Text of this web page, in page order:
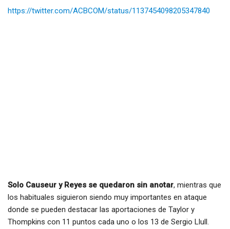
https://twitter.com/ACBCOM/status/1137454098205347840
Solo Causeur y Reyes se quedaron sin anotar, mientras que
los habituales siguieron siendo muy importantes en ataque
donde se pueden destacar las aportaciones de Taylor y
Thompkins con 11 puntos cada uno o los 13 de Sergio Llull.